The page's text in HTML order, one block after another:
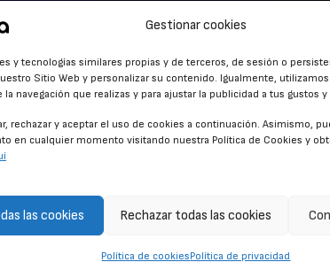
Gestionar cookies
y tecnologías similares propias y de terceros, de sesión o
Sitio Web y personalizar su contenido. Igualmente,
la navegación que realizas y para ajustar la publicidad a tus gustos y
rechazar y aceptar el uso de cookies a continuación. Asimismo,
en cualquier momento visitando nuestra Política de Cookies y
las cookies Rechazar todas las cookies
Política de cookiesPolítica de privacidad
twitter.com/
Youtube Canal
PRIVACIDAD